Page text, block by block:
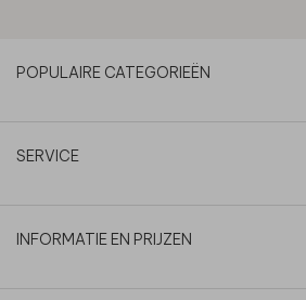
POPULAIRE CATEGORIEËN
SERVICE
INFORMATIE EN PRIJZEN